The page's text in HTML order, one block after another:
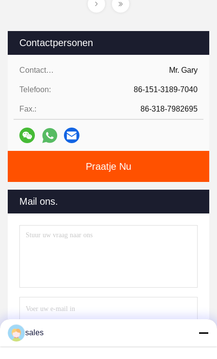
Contactpersonen
Contactpersonen: Mr. Gary
Telefoon: 86-151-3189-7040
Fax.: 86-318-7982695
Praatje Nu
Mail ons.
Stuur
sales